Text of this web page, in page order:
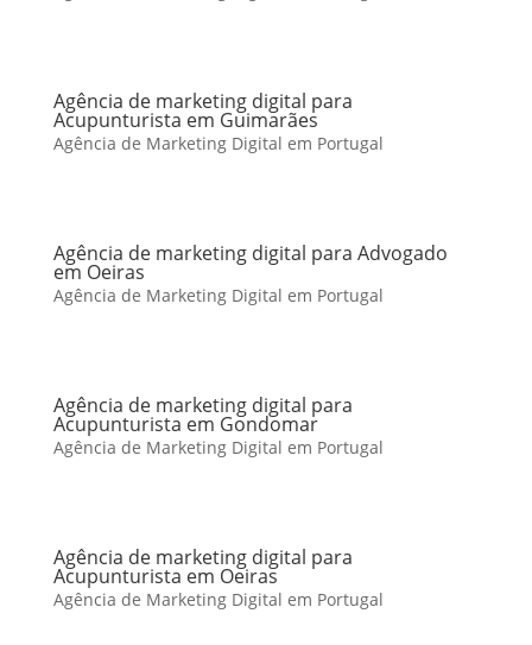
Agência de marketing digital para
Acupunturista em Guimarães
Agência de Marketing Digital em Portugal
Agência de marketing digital para Advogado
em Oeiras
Agência de Marketing Digital em Portugal
Agência de marketing digital para
Acupunturista em Gondomar
Agência de Marketing Digital em Portugal
Agência de marketing digital para
Acupunturista em Oeiras
Agência de Marketing Digital em Portugal